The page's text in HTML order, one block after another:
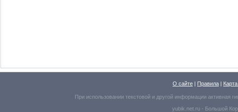
благодаря
на начало войны,
способными
орудия,
лёгких танков, а
О сайте | Правила |
При использовании текстовой и другой информации активная
yubik.net.ru - Большой